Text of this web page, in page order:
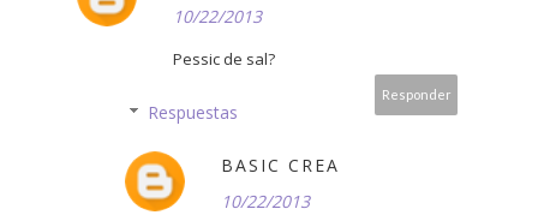
10/22/2013
Pessic de sal?
Responder
Respuestas
BASIC CREA
10/22/2013